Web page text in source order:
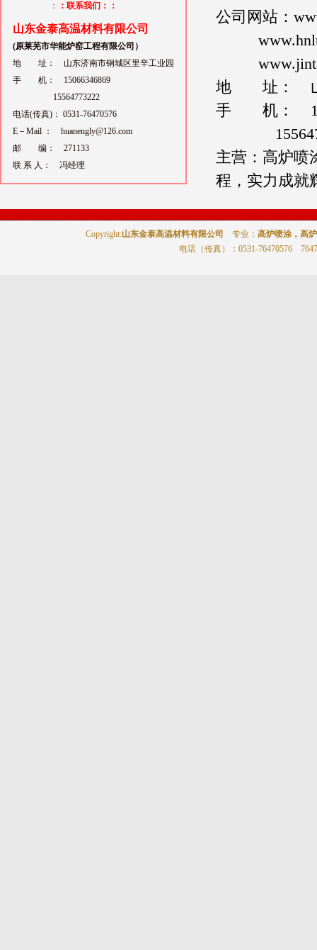
： ：联系我们：：
山东金泰高温材料有限公司
(原莱芜市华能炉窑工程有限公司）
地 址： 山东济南市钢城区里辛工业园
手 机： 15066346869
15564773222
电话(传真)： 0531-76470576
E－Mail ： huanengly@126.com
邮 编： 271133
联 系 人： 冯经理
公司网站：
地 址： 山
手 机：
主营：高炉喷
程，实力成就
Copyright:山东金泰高温材料有限公司 专业： 高炉喷涂，高
电话（传真）
：0531-76470576